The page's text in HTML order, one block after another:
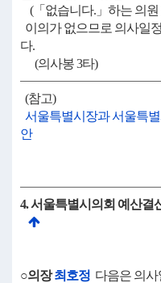
(「없습니다.」하는 의원
이의가 없으므로 의사일
다.
(의사봉 3타)
(참고)
서울특별시장과 서울특
안
4. 서울특별시의회 예산결
○의장최호정 다음은 의